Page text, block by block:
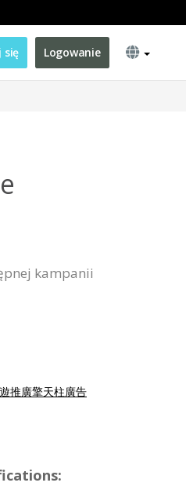
się Logowanie
kampanii
推廣擎天柱廣告